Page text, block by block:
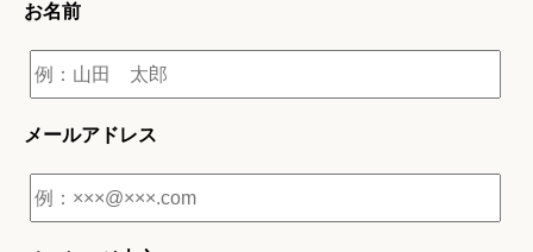
お名前
メールアドレス